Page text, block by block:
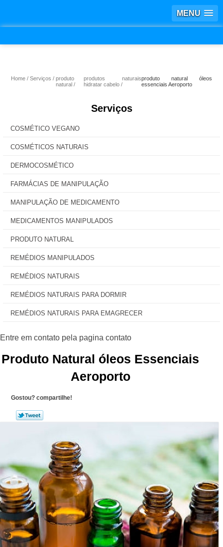
MENU
Home Serviços
produto
natural
produtos naturais
hidratar cabelo
produto natural óleos
essenciais Aeroporto
Serviços
COSMÉTICO VEGANO
COSMÉTICOS NATURAIS
DERMOCOSMÉTICO
FARMÁCIAS DE MANIPULAÇÃO
MANIPULAÇÃO DE MEDICAMENTO
MEDICAMENTOS MANIPULADOS
PRODUTO NATURAL
REMÉDIOS MANIPULADOS
REMÉDIOS NATURAIS
REMÉDIOS NATURAIS PARA DORMIR
REMÉDIOS NATURAIS PARA EMAGRECER
Produto Natural óleos Essenciais
Aeroporto
Gostou? compartilhe!